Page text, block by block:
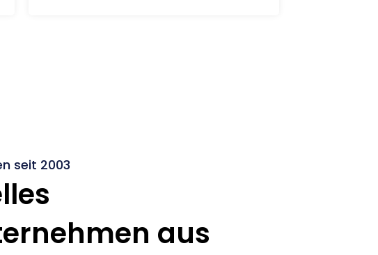
seit 2003
aus